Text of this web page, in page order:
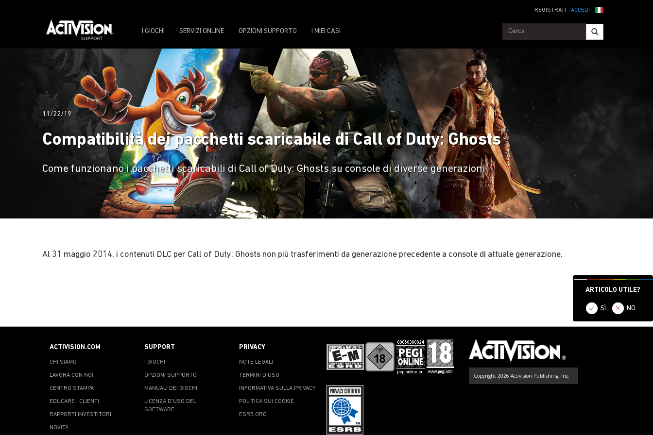
ACCEDI
REGISTRATI
I GIOCHI SERVIZI ONLINE OPZIONI SUPPORTO I MIEI CASI
ARTICOLO UTILE?
SÌ NO
11/22/19
Compatibilità dei pacchetti scaricabile di Call of Duty: Ghosts
Come funzionano i pacchetti scaricabili di Call of Duty: Ghosts su console di diverse generazioni
Al 31 maggio 2014, i contenuti DLC per Call of Duty: Ghosts non più trasferimenti da generazione precedente a console di attuale generazione.
ACTIVISION.COM
CHI SIAMO
LAVORA CON NOI
CENTRO STAMPA
EDUCARE I CLIENTI
RAPPORTI INVESTITORI
NOVITÀ
SUPPORT
I GIOCHI
OPZIONI SUPPORTO
MANUALI DEI GIOCHI
LICENZA D'USO DEL
SOFTWARE
PRIVACY
NOTE LEGALI
TERMINI D'USO
INFORMATIVA SULLA PRIVACY
POLITICA SUI COOKIE
ESRB.ORG
Copyright 2026 Activision Publishing, Inc.